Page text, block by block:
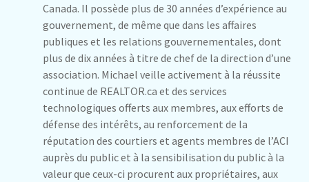
Canada. Il possède plus de 30 années d’expérience au
gouvernement, de même que dans les affaires
publiques et les relations gouvernementales, dont
plus de dix années à titre de chef de la direction d’une
association. Michael veille activement à la réussite
continue de REALTOR.ca et des services
technologiques offerts aux membres, aux efforts de
défense des intérêts, au renforcement de la
réputation des courtiers et agents membres de l’ACI
auprès du public et à la sensibilisation du public à la
valeur que ceux-ci procurent aux propriétaires, aux